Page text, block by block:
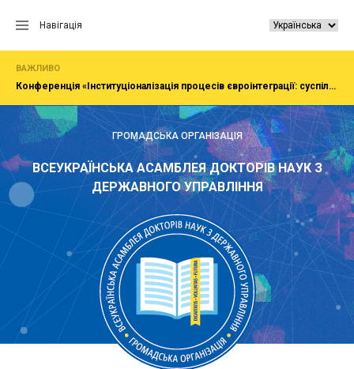
Навігація
ВАЖЛИВО
Конференція «Інституціоналізація процесів євроінтеграції: суспільство, економіка, адміністрування»
ГРОМАДСЬКА ОРГАНІЗАЦІЯ
ВСЕУКРАЇНСЬКА АСАМБЛЕЯ ДОКТОРІВ НАУК З
ДЕРЖАВНОГО УПРАВЛІННЯ